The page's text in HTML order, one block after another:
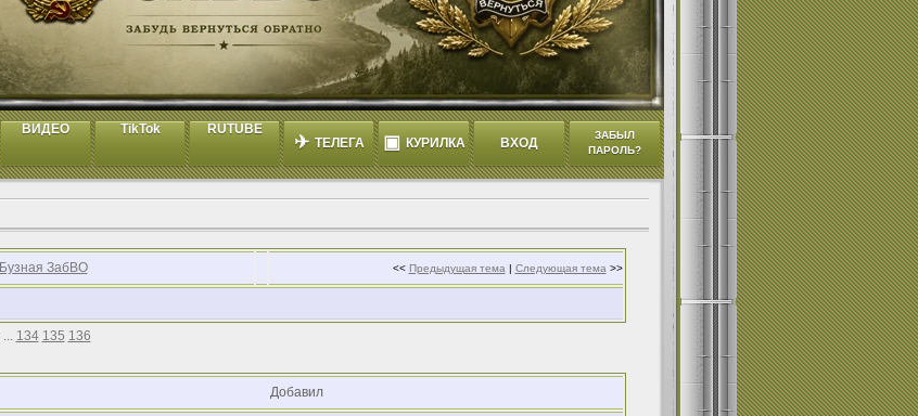
ВИДЕО TikTok RUTUBE
✈ ТЕЛЕГА ▣ КУРИЛКА ВХОД
ЗАБЫЛ
ПАРОЛЬ?
Бузная ЗабВО << Предыдущая тема | Следующая тема >>
... 134 135 136
Добавил